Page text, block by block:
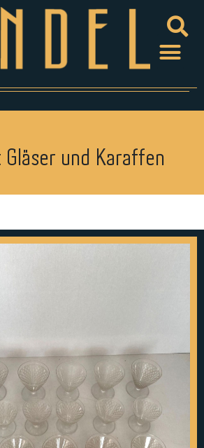
Gläser und Karaffen